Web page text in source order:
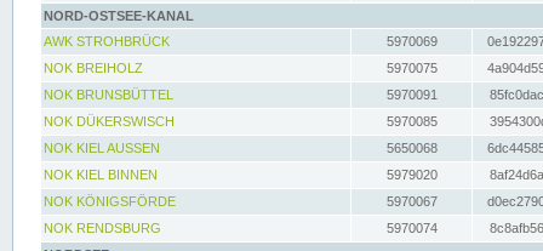
NORD-OSTSEE-KANAL
AWK STROHBRÜCK
5970069
NOK BREIHOLZ
5970075
NOK BRUNSBÜTTEL
5970091
NOK DÜKERSWISCH
5970085
NOK KIEL AUSSEN
5650068
NOK KIEL BINNEN
5979020
NOK KÖNIGSFÖRDE
5970067
NOK RENDSBURG
5970074